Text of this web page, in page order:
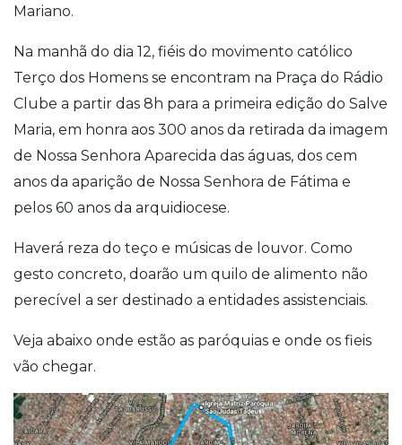
Mariano.
Na manhã do dia 12, fiéis do movimento católico
Terço dos Homens se encontram na Praça do Rádio
Clube a partir das 8h para a primeira edição do Salve
Maria, em honra aos 300 anos da retirada da imagem
de Nossa Senhora Aparecida das águas, dos cem
anos da aparição de Nossa Senhora de Fátima e
pelos 60 anos da arquidiocese.
Haverá reza do teço e músicas de louvor. Como
gesto concreto, doarão um quilo de alimento não
perecível a ser destinado a entidades assistenciais.
Veja abaixo onde estão as paróquias e onde os fieis
vão chegar.